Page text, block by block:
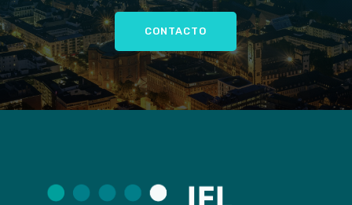
CONTACTO